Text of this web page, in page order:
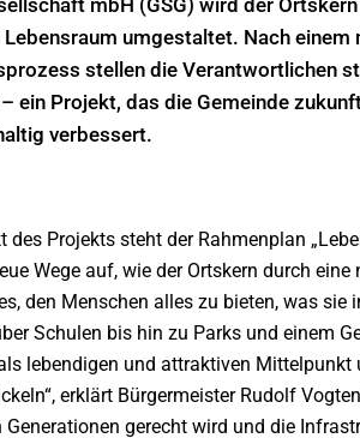
mbH (GSG) wird der
Lebensraum umgestaltet. Nach
stellen die Verantwortlichen
– ein Projekt, das die Gemeinde
verbessert.
des Projekts steht der Rahmenplan
Wege auf, wie der Ortskern durch
den Menschen alles zu bieten, was
Schulen bis hin zu Parks und einem
lebendigen und attraktiven
erklärt Bürgermeister Rudolf
gerecht wird und die